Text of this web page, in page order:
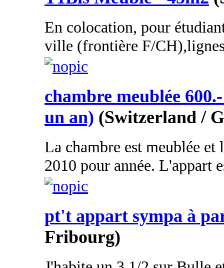
En colocation, pour
ville (frontière F/
chambre meublée
un an) (Switzerland /
La chambre est meublée
2010 pour année. L'appart
pt't appart sympa à
Fribourg)